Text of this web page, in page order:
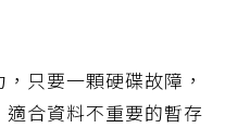
只要一顆硬碟故障，
合資料不重要的暫存